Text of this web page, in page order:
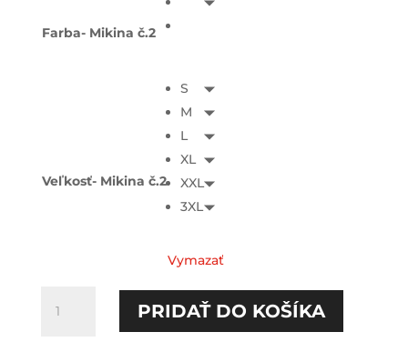
Farba- Mikina č.2
Veľkosť- Mikina č.2
S
M
L
XL
XXL
3XL
Vymazať
Párové
PRIDAŤ DO KOŠÍKA